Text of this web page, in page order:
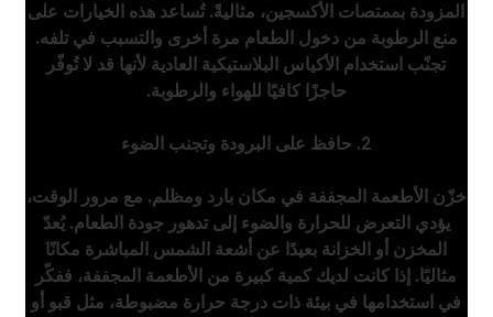
المزودة بممتصات الأكسجين، مثاليةً. تُساعد هذه الخيارات على
منع الرطوبة من دخول الطعام مرة أخرى والتسبب في تلفه.
تجنّب استخدام الأكياس البلاستيكية العادية لأنها قد لا تُوفّر
حاجزًا كافيًا للهواء والرطوبة.
2. حافظ على البرودة وتجنب الضوء
خزّن الأطعمة المجففة في مكان بارد ومظلم. مع مرور الوقت،
يؤدي التعرض للحرارة والضوء إلى تدهور جودة الطعام. يُعدّ
المخزن أو الخزانة بعيدًا عن أشعة الشمس المباشرة مكانًا
مثاليًا. إذا كانت لديك كمية كبيرة من الأطعمة المجففة، ففكّر
في استخدامها في بيئة ذات درجة حرارة مضبوطة، مثل قبو أو